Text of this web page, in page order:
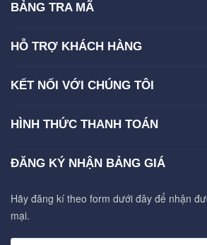
BẢNG TRA MÃ
HỖ TRỢ KHÁCH HÀNG
KẾT NỐI VỚI CHÚNG TÔI
HÌNH THỨC THANH TOÁN
ĐĂNG KÝ NHẬN BẢNG GIÁ
Hãy đăng kí theo form dưới đây để nhận
mại.